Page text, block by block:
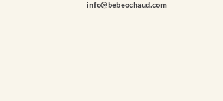
info@bebeochaud.com